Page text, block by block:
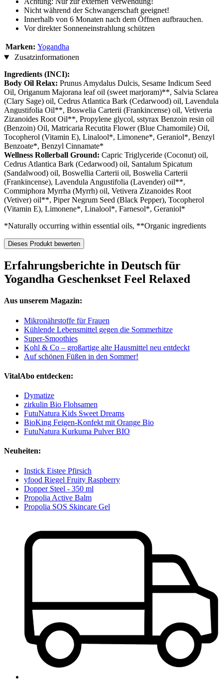
Nicht während der Schwangerschaft geeignet!
Innerhalb von 6 Monaten nach dem Öffnen aufbrauchen.
Vor direkter Sonneneinstrahlung schützen
Marken: Yogandha
Zusatzinformationen
Ingredients (INCI):
Body Oil Relax: Prunus Amydalus Dulcis, Sesame Indicum Seed
Oil, Origanum Majorana leaf oil (sweet marjoram)**, Salvia Sclarea
(Clary Sage) oil, Cedrus Atlantica Bark (Cedarwood) oil, Lavendula
Angustifolia Oil**, Boswelia Carterii (Frankincense) oil, Vetiveria
Zizanoides Root Oil**, Propylene glycol, sstyrax Benzoin resin oil
(Benzoin) Oil, Matricaria Recutita Flower (Blue Chamomile) Oil,
Tocopherol (Vitamin E), Linalool*, Limonene*, Geraniol*, Benzyl
Benzoate*, Benzyl Cinnamate*
Wellness Rollerball Ground: Capric Triglyceride (Coconut) oil,
Cedrus Atlantica Bark (Cedarwood) oil, Santalum Spicatum
(Sandalwood) oil, Boswellia Carterii oil, Boswelia Carterii
(Frankincense), Lavendula Angustifolia (Lavender) oil**,
Commiphora Myrrha (Myrrh) oil, Vetivera Zizanoides Root
(Vetiver) oil**, Piper Negrum Seed (Black Pepper), Tocopherol
(Vitamin E), Limonene*, Linalool*, Farnesol*, Geraniol*
*Naturally occurring within essential oils, **Organic ingredients
Dieses Produkt bewerten
Erfahrungsberichte in Deutsch für
Yogandha Geschenkset Feel Relaxed
Aus unserem Magazin:
Mikronährstoffe für Frauen
Kühlende Lebensmittel gegen die Sommerhitze
Super-Smoothies
Kohl & Co – großartige alte Hausmittel neu entdeckt
Auf schönen Füßen in den Sommer!
VitalAbo entdecken:
Dymatize
zirkulin Bio Flohsamen
FutuNatura Kids Sweet Dreams
BioKing Feigen-Konfekt mit Orange Bio
FutuNatura Kurkuma Pulver BIO
Neuheiten:
Instick Eistee Pfirsich
yfood Riegel Fruity Raspberry
Dopper Steel - 350 ml
Propolia Active Balm
Propolia SOS Skincare Gel